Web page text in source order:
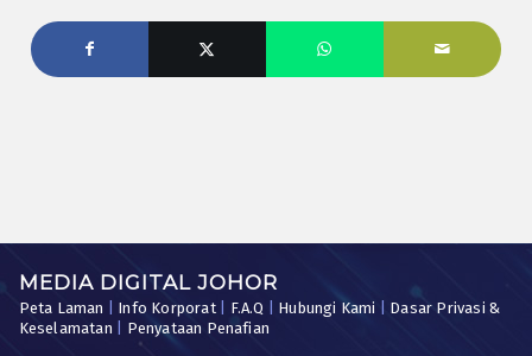
MEDIA DIGITAL JOHOR
Peta Laman Info Korporat| F.A.Q Hubungi Kami
Dasar Privasi &
Keselamatan
Penyataan Penafian